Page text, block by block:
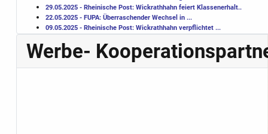
29.05.2025 - Rheinische Post: Wickrathhahn feiert Klassenerhalt..
22.05.2025 - FUPA: Überraschender Wechsel in ...
09.05.2025 - Rheinische Post: Wickrathhahn verpflichtet ...
30.09.2024 - Der Lokalbote: Sportunfall ...
06.09.2024 - FUPA: Spielerder Ersten übernehmen ...
01.08.2024 - Rheinische Post: Wickrathhahn tauscht ...
Werbe-